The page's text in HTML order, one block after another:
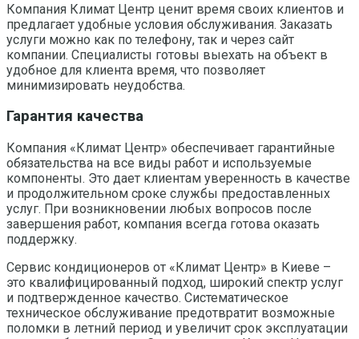
Компания Климат Центр ценит время своих клиентов и
предлагает удобные условия обслуживания. Заказать
услуги можно как по телефону, так и через сайт
компании. Специалисты готовы выехать на объект в
удобное для клиента время, что позволяет
минимизировать неудобства.
Гарантия качества
Компания «Климат Центр» обеспечивает гарантийные
обязательства на все виды работ и используемые
компоненты. Это дает клиентам уверенность в качестве
и продолжительном сроке службы предоставленных
услуг. При возникновении любых вопросов после
завершения работ, компания всегда готова оказать
поддержку.
Сервис кондиционеров от «Климат Центр» в Киеве –
это квалифицированный подход, широкий спектр услуг
и подтвержденное качество. Систематическое
техническое обслуживание предотвратит возможные
поломки в летний период и увеличит срок эксплуатации